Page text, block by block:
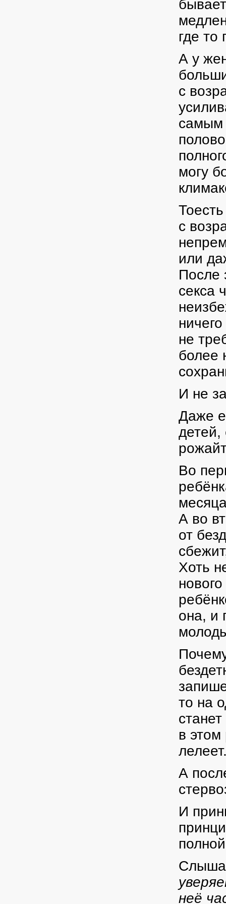
где то
А у
с
самым
могу
с
или
После
секса
не
более
И не
Даже
Во
А во
от
Хоть
она, и
то на
в этом
А
И
неё